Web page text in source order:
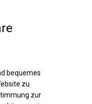
m
bequemes
zu
zur